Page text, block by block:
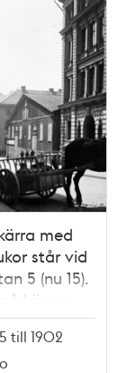
med
står vid
5 (nu 15).
kärran
till S:t
22. Efter
t.h. ligger
till 1902